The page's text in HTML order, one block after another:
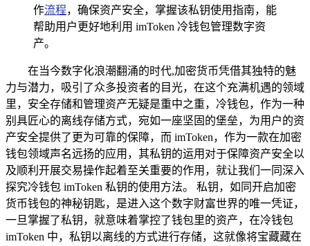
作流程，确保资产安全，掌握该私钥使用指南，能
帮助用户更好地利用 imToken 冷钱包管理数字资
产。
在当今数字化浪潮翻涌的时代,加密货币凭借其独特的魅
力与潜力，吸引了众多投资者的目光，在这个充满机遇的领域
里，安全存储和管理资产无疑是重中之重，冷钱包，作为一种
别具匠心的离线存储方式，宛如一座坚固的堡垒，为用户的资
产安全提供了更为可靠的保障，而 imToken，作为一款在加密
钱包领域声名远扬的应用，其私钥的运用对于保障资产安全以
及顺利开展交易操作起着至关重要的作用，就让我们一同深入
探究冷钱包 imToken 私钥的使用方法。 私钥，如同开启加密
货币钱包的神秘钥匙，是进入这个数字财富世界的唯一凭证，
一旦掌握了私钥，就意味着掌控了钱包里的资产，在冷钱包
imToken 中，私钥以离线的方式进行存储，这就像将宝藏藏在